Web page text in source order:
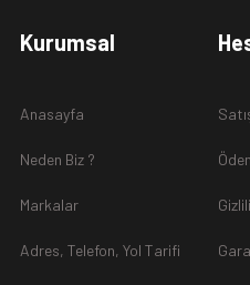
sitesinden almış
"Gönderici Ödemeli”
Kurumsal
Anasayfa
Neden Biz ?
Markalar
Adres, Telefon, Yol Tarifi